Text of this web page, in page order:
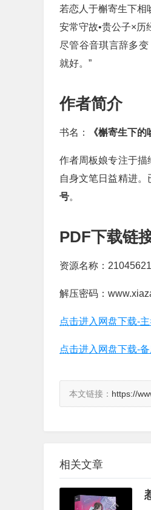
若恋人于槲寄生下相
安常守故•贵公子×历
尽管谷音琪言辞多
就好。”
作者简介
书名： 《槲寄生下的
作者周板娘专注于描
自身文笔日益精进。
号。
PDF下载链
资源名称：
解压密码：
点击进入网盘下载-
点击进入网盘下载-
本文链接： https://
相关文章